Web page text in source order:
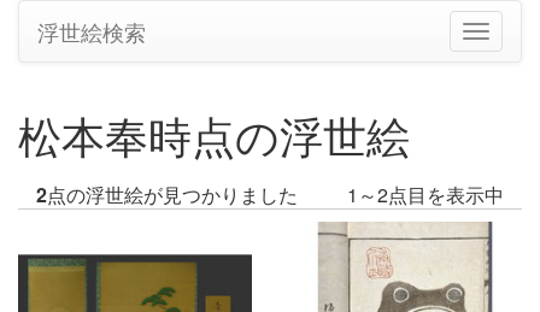
ナ
ビ
の
切
り
替
え
浮世絵検索
松本奉時点の浮世絵
2点の浮世絵が見つかりました 1～2点目を表示中